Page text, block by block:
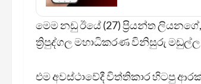
මෙම නඩු ඊයේ (27) ප්‍රියන්ත
ත්‍රිපුද්ගල මහාධිකරණ විනිසුරු මඩුල්ල
එම අවස්ථාවේදී විත්තිකාර හිටපු